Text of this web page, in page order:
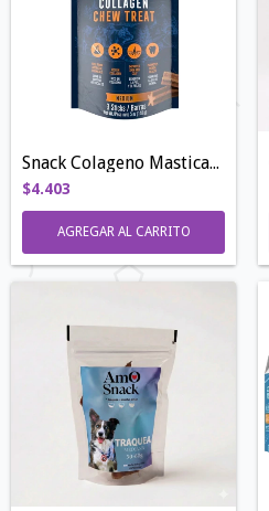
Snack Colageno Masticable | 140gr
$4.403